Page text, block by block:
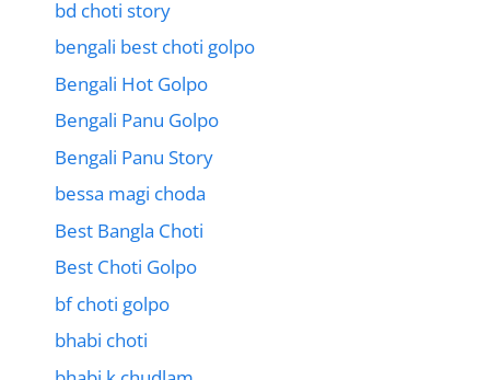
bd choti story
bengali best choti golpo
Bengali Hot Golpo
Bengali Panu Golpo
Bengali Panu Story
bessa magi choda
Best Bangla Choti
Best Choti Golpo
bf choti golpo
bhabi choti